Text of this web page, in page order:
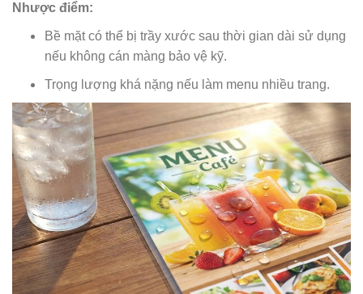
Nhược điểm:
Bề mặt có thể bị trầy xước sau thời gian dài sử dụng
nếu không cán màng bảo vệ kỹ.
Trọng lượng khá nặng nếu làm menu nhiều trang.